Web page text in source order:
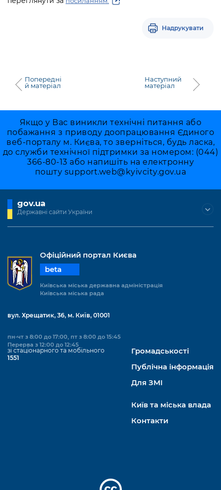
Надрукувати
Попередні
й матеріал
Наступний
матеріал
Якщо у Вас виникли технічні питання або
побажання з приводу доопрацювання Єдиного
веб-порталу м. Києва, то зверніться, будь ласка,
до служби технічної підтримки за номером: (044)
366-80-13 або напишіть на електронну
пошту support.web@kyivcity.gov.ua
gov.ua
Державні сайти України
Офіційний портал Києва
beta
Київська міська державна адміністрація
Київська міська рада
вул. Хрещатик, 36, м. Київ, 01001
пн-чт з 8:00 до 17:00, пт з 8:00 до 15:45
Перерва з 12:00 до 12:45
зі стаціонарного та мобільного
1551
Громадськості
Публічна інформація
Для ЗМІ
Київ та міська влада
Контакти